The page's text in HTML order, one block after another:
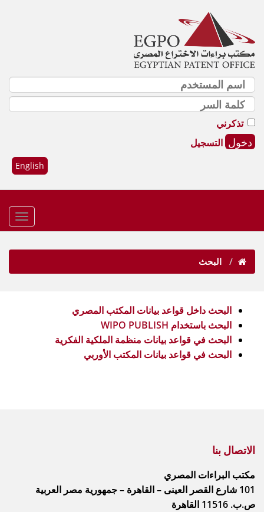
تذكرني
التسجيل
English
البحث
البحث داخل قواعد بيانات المكتب المصري
البحث باستخدام WIPO PUBLISH
البحث في قواعد بيانات منظمة الملكية الفكرية
البحث في قواعد بيانات المكتب الأوربي
الاتصال بنا
مكتب البراءات المصري
101 شارع القصر العينى – القاهرة – جمهورية مصر العربية
ص.ب. 11516 القاهرة